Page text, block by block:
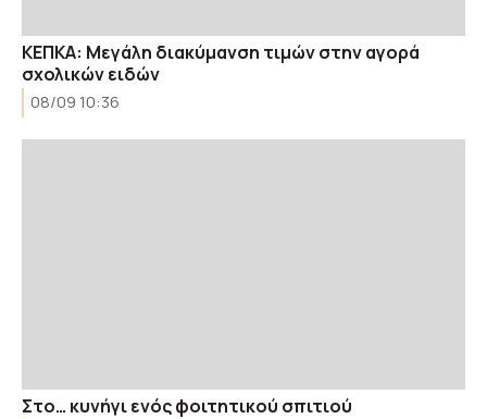
ΚΕΠΚΑ: Μεγάλη διακύμανση τιμών στην αγορά
σχολικών ειδών
08/09 10:36
Στο… κυνήγι ενός φοιτητικού σπιτιού